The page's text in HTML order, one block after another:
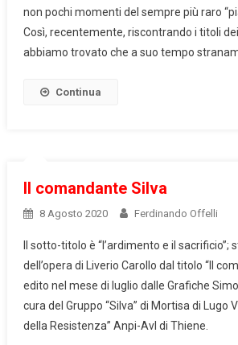
non pochi momenti del sempre più raro
Così, recentemente, riscontrando i titoli
abbiamo trovato che a suo tempo
Continua
Il comandante Silva
8 Agosto 2020 Ferdinando Offelli
Il sotto-titolo è “l’ardimento e il sacrificio”;
dell’opera di Liverio Carollo dal titolo “Il
edito nel mese di luglio dalle Grafiche
cura del Gruppo “Silva” di Mortisa di Lugo
della Resistenza” Anpi-Avl di Thiene.